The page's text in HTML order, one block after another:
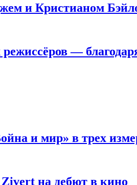
и Кристианом
—
и мир» в трех
на дебют в кино